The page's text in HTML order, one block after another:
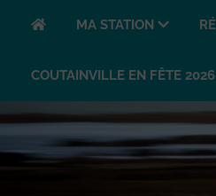
MA STATION
COUTAINVILLE EN FÊTE 2026